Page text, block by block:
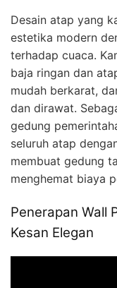
Desain atap yang
estetika modern
terhadap cuaca.
baja ringan dan
mudah berkarat,
dan dirawat.
gedung
seluruh atap
membuat gedung
menghemat biaya
Penerapan Wall
Kesan Elegan